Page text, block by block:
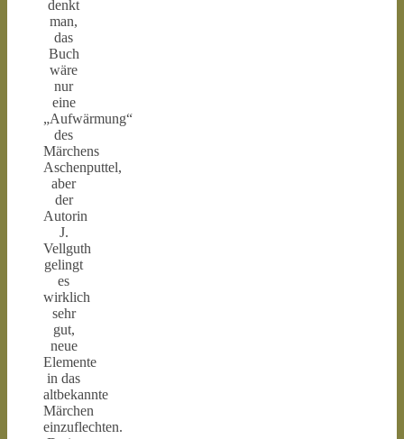
denkt
man,
das
Buch
wäre
nur
eine
„Aufwärmung“
des
Märchens
Aschenputtel,
aber
der
Autorin
J.
Vellguth
gelingt
es
wirklich
sehr
gut,
neue
Elemente
in das
altbekannte
Märchen
einzuflechten.